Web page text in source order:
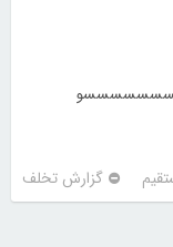
گزارش تخلف